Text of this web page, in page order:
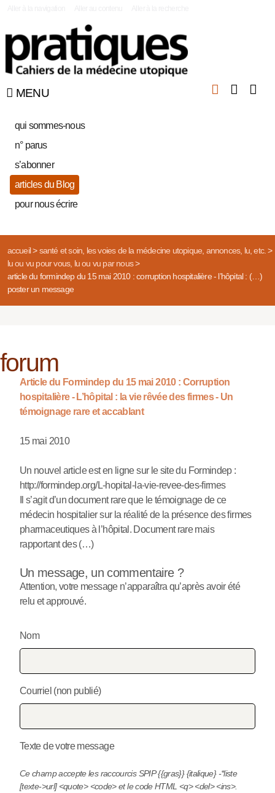
MENU
qui sommes-nous
n° parus
s’abonner
articles du Blog
pour nous écrire
accueil> santé et soin, les voies de la médecine utopique, annonces, lu, etc.>
lu ou vu pour vous, lu ou vu par nous>
article du formindep du 15 mai 2010 : corruption hospitalière - l’hôpital : (…)
poster un message
forum
Article du Formindep du 15 mai 2010 : Corruption
hospitalière - L’hôpital : la vie rêvée des firmes - Un
témoignage rare et accablant
15 mai 2010
Un nouvel article est en ligne sur le site du Formindep :
http://formindep.org/L-hopital-la-vie-revee-des-firmes
Il s’agit d’un document rare que le témoignage de ce
médecin hospitalier sur la réalité de la présence des firmes
pharmaceutiques à l’hôpital. Document rare mais
rapportant des (…)
Un message, un commentaire ?
Attention, votre message n’apparaîtra qu’après avoir été
relu et approuvé.
Nom
Courriel (non publié)
Texte de votre message
Ce champ accepte les raccourcis SPIP{{gras}} {italique} -*liste
[texte->url] <quote> <code>et le code HTML <q> <del> <ins>.